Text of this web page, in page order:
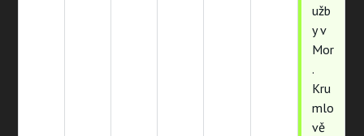
užb
y v
Mor
.
Kru
mlo
vě